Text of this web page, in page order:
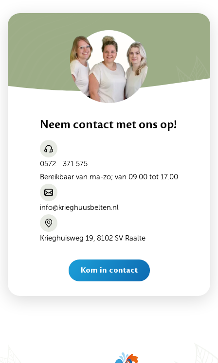
Neem contact met ons op!
0572 - 371 575
Bereikbaar van ma-zo; van 09.00 tot 17.00
info@krieghuusbelten.nl
Krieghuisweg 19, 8102 SV Raalte
Kom in contact